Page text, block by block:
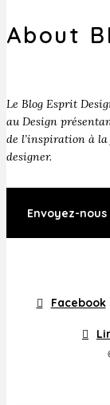
About
Le Blog Esprit
au Design
de l’inspiration à
designer.
Envoyez-
Facebook